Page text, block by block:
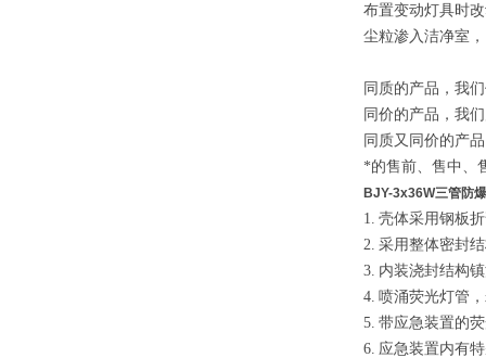
布置变动灯具时
尘粒渗入洁净室
同质的产品，我
同价的产品，我
同质又同价的产
*的售前、售中、
BJY-3x36W三管防
1. 壳体采用钢板
2. 采用整体密封
3. 内装浇封结构
4. 喷涌荧光灯管
5. 带应急装置的
6. 应急装置内有